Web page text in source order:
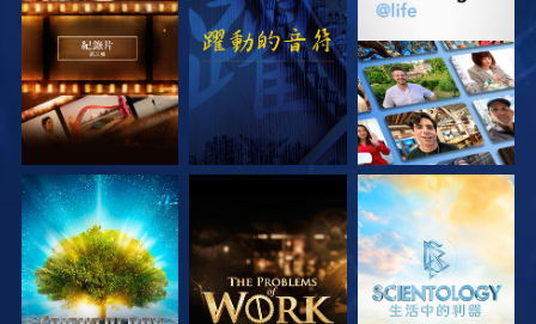
探索系列節目 觀看 探索系列節目
探索系列節目 探索系列節目 探索系列節目